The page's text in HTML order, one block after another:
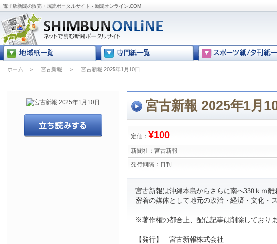
電子版新聞の販売・購読ポータルサイト - 新聞オンライン.COM
ホーム ＞ 宮古新報 ＞ 宮古新報 2025年1月10日
宮古新報 2025年1月
定価： ¥100
新聞社： 宮古新報
発行間隔： 日刊
宮古新報は沖縄本島からさらに南へ330ｋｍ
密着の媒体として地元の政治・経済・文化・
※著作権の都合上、配信記事は削除しており
【発行】 宮古新報株式会社